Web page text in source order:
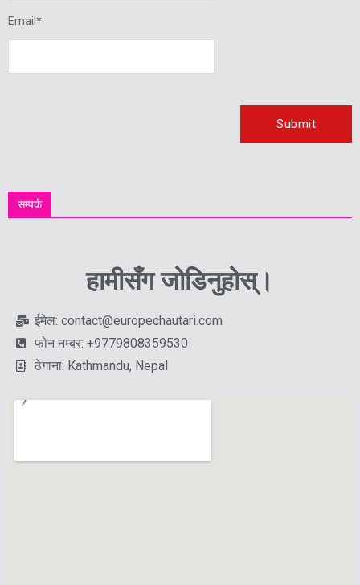
Email *
सम्पर्क
हामीसँग जोडिनुहोस्।
ईमेल: contact@europechautari.com
फोन नम्बर: +9779808359530
ठेगाना: Kathmandu, Nepal